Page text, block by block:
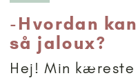
-Hvordan
så jaloux?
Hej! Min